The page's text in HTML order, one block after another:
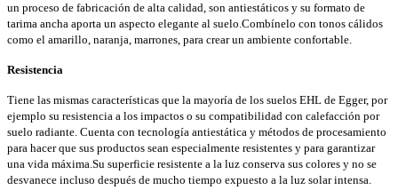
un proceso de fabricación de alta calidad, son antiestáticos y su formato de
tarima ancha aporta un aspecto elegante al suelo.Combínelo con tonos cálidos
como el amarillo, naranja, marrones, para crear un ambiente confortable.
Resistencia
Tiene las mismas características que la mayoría de los suelos EHL de Egger, por
ejemplo su resistencia a los impactos o su compatibilidad con calefacción por
suelo radiante. Cuenta con tecnología antiestática y métodos de procesamiento
para hacer que sus productos sean especialmente resistentes y para garantizar
una vida máxima.Su superficie resistente a la luz conserva sus colores y no se
desvanece incluso después de mucho tiempo expuesto a la luz solar intensa.